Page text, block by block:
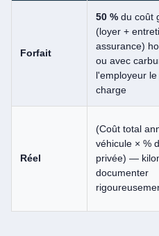
Forfait
50 % du coût
(loyer +
assurance)
ou avec
l'employeur
charge
Réel
(Coût total
véhicule × %
privée) —
documenter